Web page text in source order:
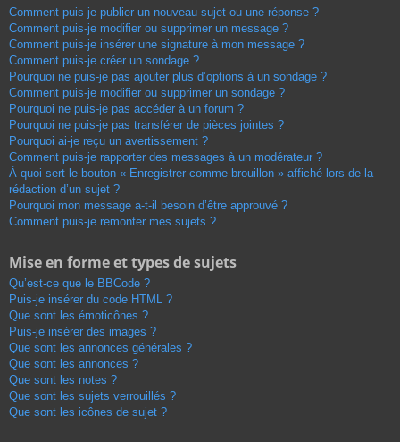
Comment puis-je publier un nouveau sujet ou une réponse ?
Comment puis-je modifier ou supprimer un message ?
Comment puis-je insérer une signature à mon message ?
Comment puis-je créer un sondage ?
Pourquoi ne puis-je pas ajouter plus d’options à un sondage ?
Comment puis-je modifier ou supprimer un sondage ?
Pourquoi ne puis-je pas accéder à un forum ?
Pourquoi ne puis-je pas transférer de pièces jointes ?
Pourquoi ai-je reçu un avertissement ?
Comment puis-je rapporter des messages à un modérateur ?
À quoi sert le bouton « Enregistrer comme brouillon » affiché lors de la
rédaction d’un sujet ?
Pourquoi mon message a-t-il besoin d’être approuvé ?
Comment puis-je remonter mes sujets ?
Mise en forme et types de sujets
Qu’est-ce que le BBCode ?
Puis-je insérer du code HTML ?
Que sont les émoticônes ?
Puis-je insérer des images ?
Que sont les annonces générales ?
Que sont les annonces ?
Que sont les notes ?
Que sont les sujets verrouillés ?
Que sont les icônes de sujet ?